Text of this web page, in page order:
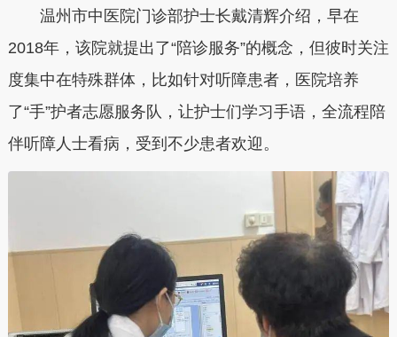
温州市中医院门诊部护士长戴清辉介绍，早在
2018年，该院就提出了“陪诊服务”的概念，但彼时关注
度集中在特殊群体，比如针对听障患者，医院培养
了“手”护者志愿服务队，让护士们学习手语，全流程陪
伴听障人士看病，受到不少患者欢迎。